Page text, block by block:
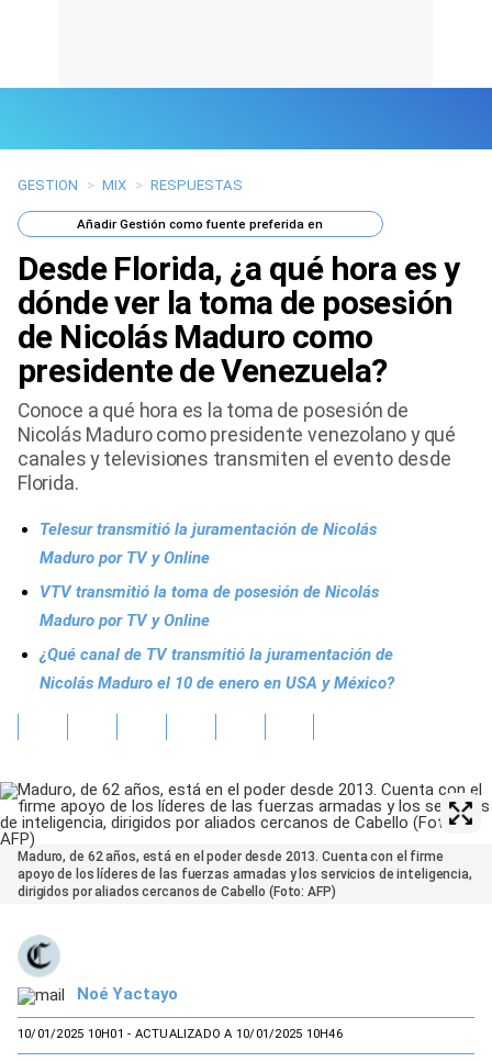
Últimas Noticias
Mi Bolsillo
Respuestas
Gente
Tendencias Mix
Sports
GESTION > MIX > RESPUESTAS
AñadirGestión como fuente preferida en
Desde Florida, ¿a qué hora es y
dónde ver la toma de posesión
de Nicolás Maduro como
presidente de Venezuela?
Conoce a qué hora es la toma de posesión de
Nicolás Maduro como presidente venezolano y qué
canales y televisiones transmiten el evento desde
Florida.
Telesur transmitió la juramentación de Nicolás
Maduro por TV y Online
VTV transmitió la toma de posesión de Nicolás
Maduro por TV y Online
¿Qué canal de TV transmitió la juramentación de
Nicolás Maduro el 10 de enero en USA y México?
Maduro, de 62 años, está en el poder desde 2013. Cuenta con el firme
apoyo de los líderes de las fuerzas armadas y los servicios de inteligencia,
dirigidos por aliados cercanos de Cabello (Foto: AFP)
Noé Yactayo
10/01/2025 10H01 - ACTUALIZADO A 10/01/2025 10H46